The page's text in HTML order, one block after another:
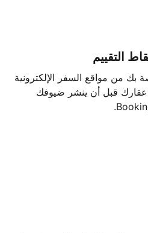
التقييم
بك من مواقع السفر الإلكترونية
قبل أن ينشر ضيوفك